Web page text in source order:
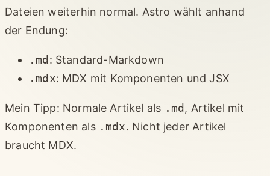
Dateien weiterhin normal. Astro wählt anhand
der Endung:
.md: Standard-Markdown
.mdx: MDX mit Komponenten und JSX
Mein Tipp: Normale Artikel als .md, Artikel mit
Komponenten als .mdx. Nicht jeder Artikel
braucht MDX.